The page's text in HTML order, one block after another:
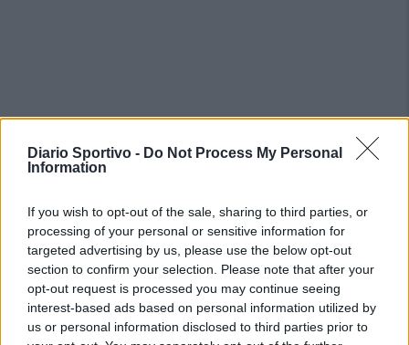
Diario Sportivo - Do Not Process My Personal
Information
If you wish to opt-out of the sale, sharing to third parties, or
processing of your personal or sensitive information for
targeted advertising by us, please use the below opt-out
section to confirm your selection. Please note that after your
opt-out request is processed you may continue seeing
interest-based ads based on personal information utilized by
us or personal information disclosed to third parties prior to